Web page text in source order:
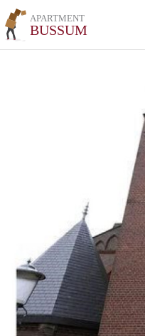
APARTMENT
BUSSUM